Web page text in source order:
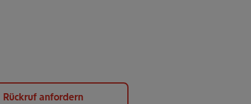
Rückruf anfordern